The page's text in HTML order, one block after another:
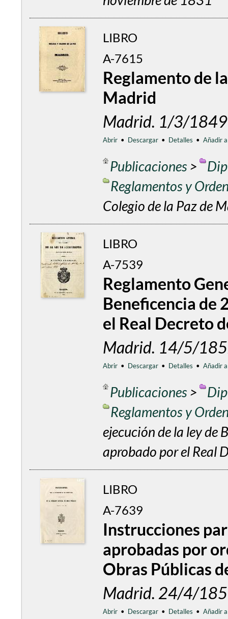
LIBRO
A-7615
Reglamento de
Madrid
Madrid. 1/3/
Abrir • Descargar • Detalles • Añadir
Publicaciones>
Reglamentos y
Colegio de la Paz de
LIBRO
A-7539
Reglamento
Beneficencia de
el Real Decreto
Madrid. 14/5/
Abrir • Descargar • Detalles • Añadir
Publicaciones>
Reglamentos y
ejecución de la ley de
aprobado por el Real
LIBRO
A-7639
Instrucciones
aprobadas por
Obras Públicas
Madrid. 24/4/
Abrir • Descargar • Detalles • Añadir